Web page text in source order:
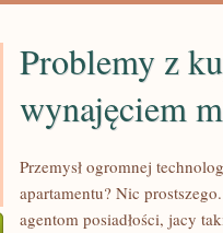
Problemy z
wynajęciem
Przemysł ogromnej
apartamentu? Nic
agentom posiadłości, jacy